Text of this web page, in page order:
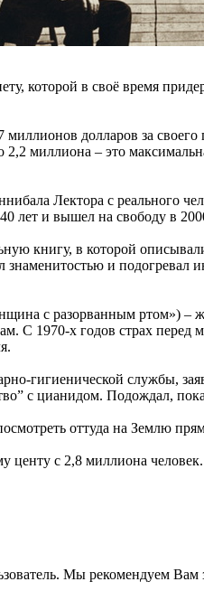
которой в своё время
долларов за
2,2 миллиона – это
Лектора с реального
и вышел на свободу в
книгу, в которой
знаменитостью и
с разорванным ртом»)
С 1970-х годов страх
гигиенической службы,
с цианидом. Подождал,
оттуда на Землю
центу с 2,8 миллиона человек.
Мы рекомендуем Вам